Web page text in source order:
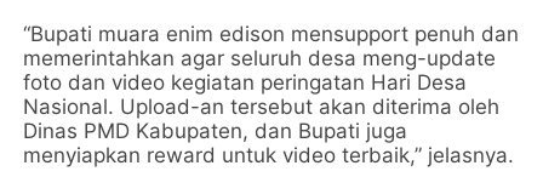
“Bupati muara enim edison mensupport penuh dan
memerintahkan agar seluruh desa meng-update
foto dan video kegiatan peringatan Hari Desa
Nasional. Upload-an tersebut akan diterima oleh
Dinas PMD Kabupaten, dan Bupati juga
menyiapkan reward untuk video terbaik,” jelasnya.